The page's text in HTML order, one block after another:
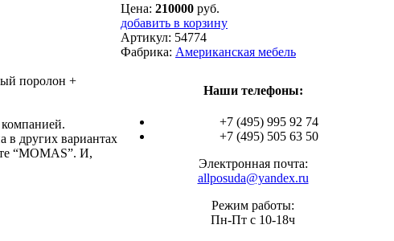
поролон +
в других вариантах
“MOMAS”. И,
Цена: 210000 руб.
добавить в корзину
Артикул: 54774
Фабрика: Американская мебель
Наши телефоны:
+7 (495) 995 92 74
+7 (495) 505 63 50
Электронная почта:
allposuda@yandex.ru
Режим работы:
Пн-Пт с 10-18ч